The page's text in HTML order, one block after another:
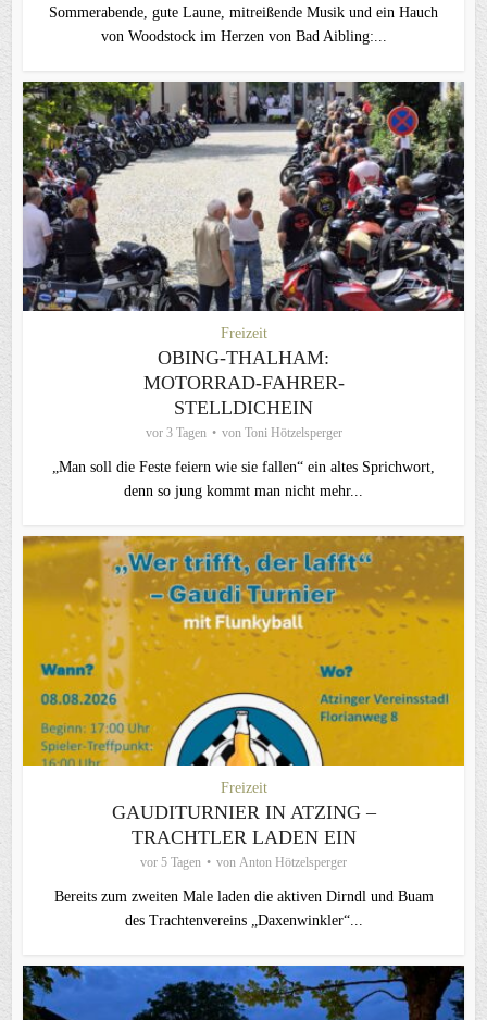
Sommerabende, gute Laune, mitreißende Musik und ein Hauch
von Woodstock im Herzen von Bad Aibling:...
Freizeit
OBING-THALHAM:
MOTORRAD-FAHRER-
STELLDICHEIN
vor 3 Tagen von Toni Hötzelsperger
„Man soll die Feste feiern wie sie fallen“ ein altes Sprichwort,
denn so jung kommt man nicht mehr...
Freizeit
GAUDITURNIER IN ATZING –
TRACHTLER LADEN EIN
vor 5 Tagen von Anton Hötzelsperger
Bereits zum zweiten Male laden die aktiven Dirndl und Buam
des Trachtenvereins „Daxenwinkler“...